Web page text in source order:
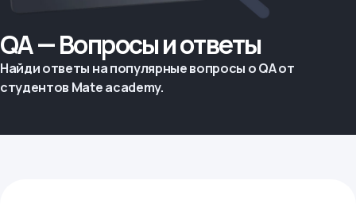
QA — Вопросы и ответы
Найди ответы на популярные вопросы о QA от
студентов Mate academy.